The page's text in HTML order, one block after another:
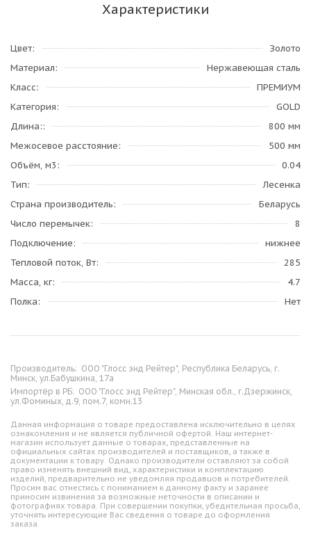
Характеристики
Цвет
Золото
Материал
Нержавеющая сталь
Класс
ПРЕМИУМ
Категория
GOLD
Длина:
800 мм
Межосевое расстояние
500 мм
Объём, м3
0.04
Тип
Лесенка
Страна производитель
Беларусь
Число перемычек
8
Подключение
нижнее
Тепловой поток, Вт
285
Масса, кг
4.7
Полка
Нет
Производитель: ООО "Глосс энд Рейтер", Республика Беларусь, г.
Минск, ул.Бабушкина, 17а
Импортёр в РБ: ООО "Глосс энд Рейтер", Минская обл., г.Дзержинск,
ул.Фоминых, д.9, пом.7, комн.13
Данная информация о товаре предоставлена исключительно в целях
ознакомления и не является публичной офертой. Наш интернет-
магазин использует данные о товарах, представленные на
официальных сайтах производителей и поставщиков, а также в
документации к товару. Однако производители оставляют за собой
право изменять внешний вид, характеристики и комплектацию
изделий, предварительно не уведомляя продавцов и потребителей.
Просим вас отнестись с пониманием к данному факту и заранее
приносим извинения за возможные неточности в описании и
фотографиях товара. При совершении покупки, убедительная просьба,
уточнять интересующие Вас сведения о товаре до оформления
заказа.